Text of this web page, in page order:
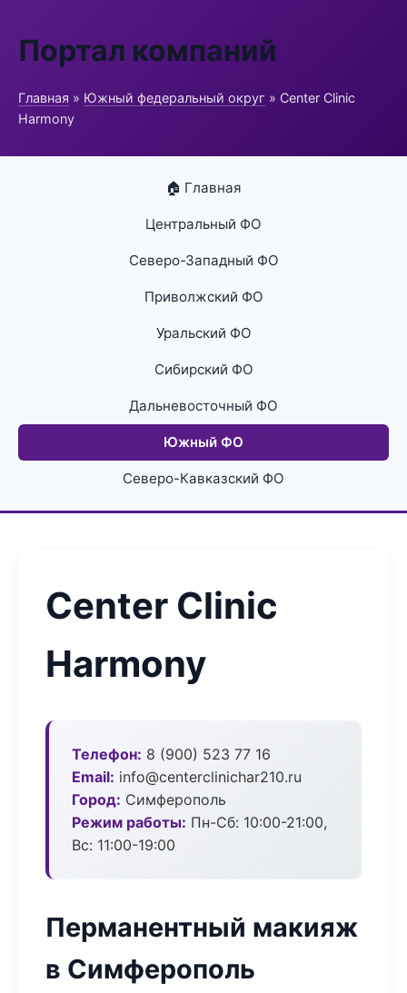
Портал компаний
Главная » Южный федеральный округ » Center Clinic
Harmony
🏠 Главная
Центральный ФО
Северо-Западный ФО
Приволжский ФО
Уральский ФО
Сибирский ФО
Дальневосточный ФО
Южный ФО
Северо-Кавказский ФО
Center Clinic
Harmony
Телефон: 8 (900) 523 77 16
Email: info@centerclinichar210.ru
Город: Симферополь
Режим работы: Пн-Сб: 10:00-21:00,
Вс: 11:00-19:00
Перманентный макияж
в Симферополь